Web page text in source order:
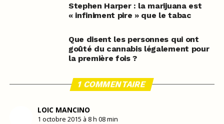
Stephen Harper : la marijuana est
« infiniment pire » que le tabac
Que disent les personnes qui ont
goûté du cannabis légalement pour
la première fois ?
1 COMMENTAIRE
LOIC MANCINO
1 octobre 2015 à 8 h 08 min